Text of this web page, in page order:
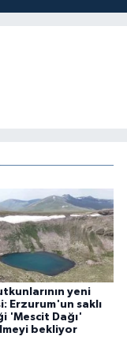
yeni
Erzurum'un saklı
'Mescit Dağı'
bekliyor